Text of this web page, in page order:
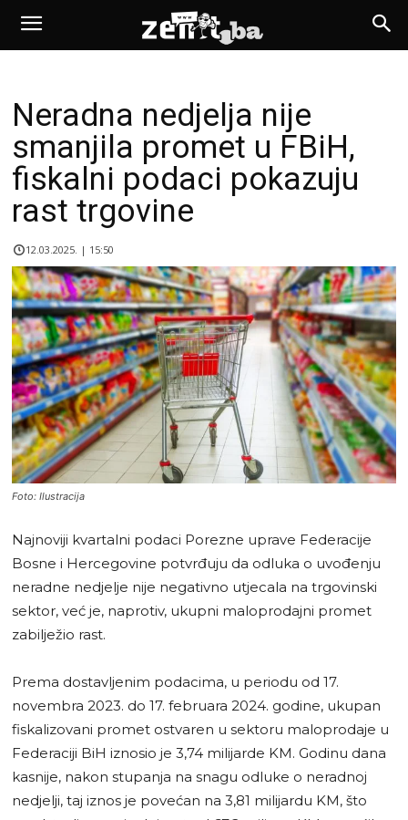
Neradna nedjelja nije
smanjila promet u FBiH,
fiskalni podaci pokazuju
rast trgovine
12.03.2025. | 15:50
Foto: Ilustracija
Najnoviji kvartalni podaci Porezne uprave Federacije
Bosne i Hercegovine potvrđuju da odluka o uvođenju
neradne nedjelje nije negativno utjecala na trgovinski
sektor, već je, naprotiv, ukupni maloprodajni promet
zabilježio rast.
Prema dostavljenim podacima, u periodu od 17.
novembra 2023. do 17. februara 2024. godine, ukupan
fiskalizovani promet ostvaren u sektoru maloprodaje u
Federaciji BiH iznosio je 3,74 milijarde KM. Godinu dana
kasnije, nakon stupanja na snagu odluke o neradnoj
nedjelji, taj iznos je povećan na 3,81 milijardu KM, što